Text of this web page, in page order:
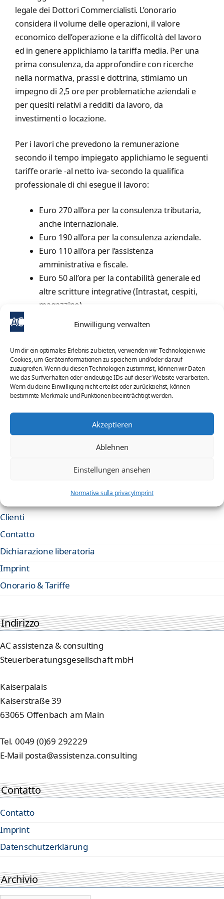
Einwilligung verwalten
Um dir ein optimales Erlebnis zu bieten, verwenden wir Technologien wie
Cookies, um Geräteinformationen zu speichern und/oder darauf
zuzugreifen. Wenn du diesen Technologien zustimmst, können wir Daten
wie das Surfverhalten oder eindeutige IDs auf dieser Website verarbeiten.
Wenn du deine Einwilligung nicht erteilst oder zurückziehst, können
bestimmte Merkmale und Funktionen beeinträchtigt werden.
Akzeptieren
Ablehnen
Einstellungen ansehen
Normativa sulla privacyImprint
legale dei Dottori Commercialisti. L’onorario
considera il volume delle operazioni, il valore
economico dell’operazione e la difficoltà del lavoro
ed in genere applichiamo la tariffa media. Per una
prima consulenza, da approfondire con ricerche
nella normativa, prassi e dottrina, stimiamo un
impegno di 2,5 ore per problematiche aziendali e
per quesiti relativi a redditi da lavoro, da
investimenti o locazione.
Per i lavori che prevedono la remunerazione
secondo il tempo impiegato applichiamo le seguenti
tariffe orarie -al netto iva- secondo la qualifica
professionale di chi esegue il lavoro:
Euro 270 all’ora per la consulenza tributaria,
anche internazionale.
Euro 190 all’ora per la consulenza aziendale.
Euro 110 all’ora per l’assistenza
amministrativa e fiscale.
Euro 50 all’ora per la contabilità generale ed
altre scritture integrative (Intrastat, cespiti,
magazzino).
dipendente, al mese Euro 115.
Per traduzioni Euro 90 all’ora.
Il tempo impiegato viene arrotondato per eccesso
ad una mezz’ora.
Chi siamo
Clienti
Contatto
Dichiarazione liberatoria
Imprint
Onorario & Tariffe
Indirizzo
AC assistenza & consulting
Steuerberatungsgesellschaft mbH
Kaiserpalais
Kaiserstraße 39
63065 Offenbach am Main
Tel. 0049 (0)69 292229
E-Mail posta@assistenza.consulting
Contatto
Contatto
Imprint
Datenschutzerklärung
Archivio